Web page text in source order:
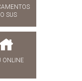
SUS
ONLINE